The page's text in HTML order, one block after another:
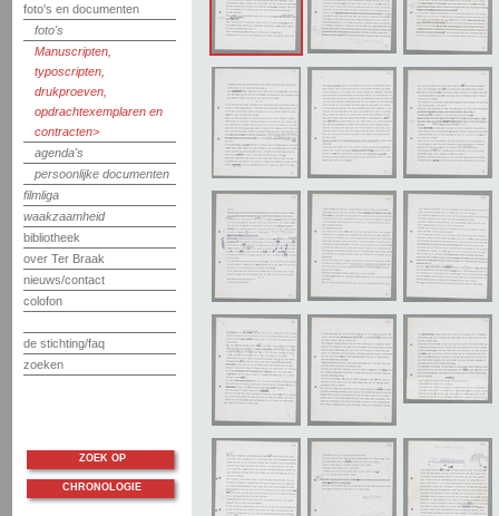
foto's en documenten
foto's
Manuscripten,
typoscripten,
drukproeven,
opdrachtexemplaren en
contracten
agenda's
persoonlijke documenten
filmliga
waakzaamheid
bibliotheek
over Ter Braak
nieuws/contact
colofon
de stichting/faq
zoeken
ZOEK OP
CHRONOLOGIE